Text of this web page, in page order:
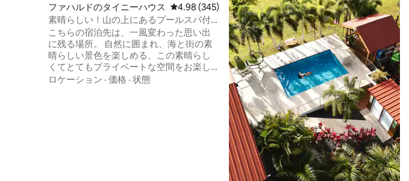
ファハルドのタイニーハウス レビュー345件、5つ星中4.98つ星の平均評価
4.98 (345)
素晴らしい！山の上にあるプールスパ付
きのオーシャンビューのカバナ
こちらの宿泊先は、一風変わった思い出
に残る場所。 自然に囲まれ、海と街の素
晴らしい景色を楽しめる、この素晴らし
くてとてもプライベートな空間をお楽し
みいただけます。 ご滞在中に必要なすべ
ロケーション · 価格 · 状態